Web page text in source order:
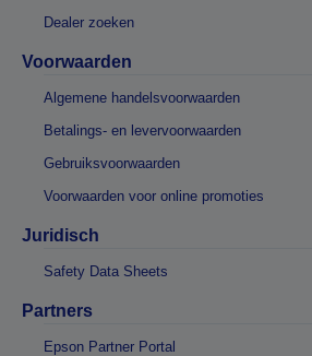
Dealer zoeken
Voorwaarden
Algemene handelsvoorwaarden
Betalings- en levervoorwaarden
Gebruiksvoorwaarden
Voorwaarden voor online promoties
Juridisch
Safety Data Sheets
Partners
Epson Partner Portal